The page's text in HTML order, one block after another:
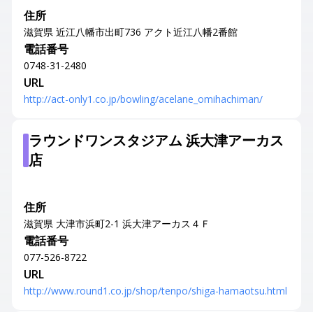
住所
滋賀県 近江八幡市出町736 アクト近江八幡2番館
電話番号
0748-31-2480
URL
http://act-only1.co.jp/bowling/acelane_omihachiman/
ラウンドワンスタジアム 浜大津アーカス
店
住所
滋賀県 大津市浜町2-1 浜大津アーカス４Ｆ
電話番号
077-526-8722
URL
http://www.round1.co.jp/shop/tenpo/shiga-hamaotsu.html